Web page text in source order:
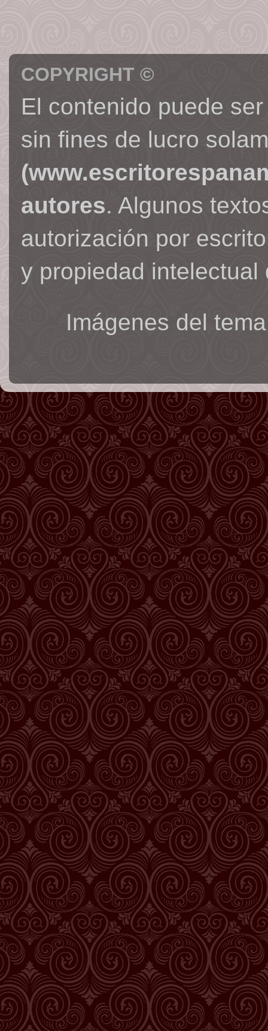
COPYRIGHT ©
El contenido puede
sin fines de lucro
autores. Algunos
autorización por
y propiedad intelectual
Imágenes del